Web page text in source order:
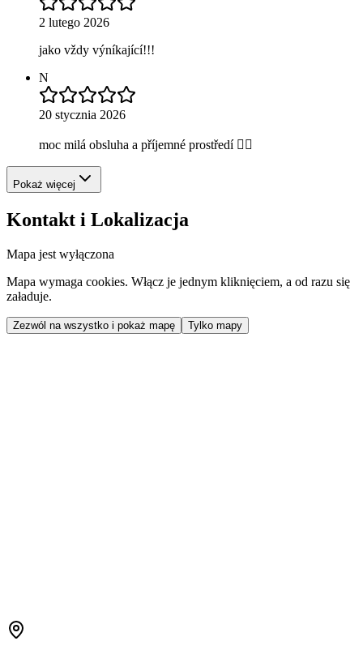
2 lutego 2026
jako vždy výníkající!!!
N
20 stycznia 2026
moc milá obsluha a příjemné prostředí 👍🏼
Pokaż więcej
Kontakt i Lokalizacja
Mapa jest wyłączona
Mapa wymaga cookies. Włącz je jednym kliknięciem, a od razu się
załaduje.
Zezwól na wszystko i pokaż mapę Tylko mapy